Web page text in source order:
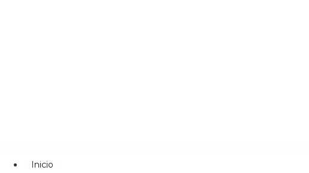
Inicio